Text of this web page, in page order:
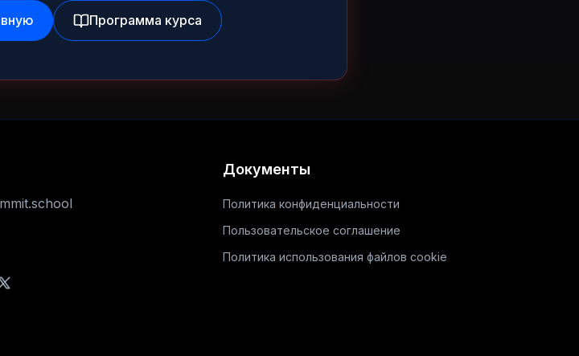
Программа курса
Документы
Политика конфиденциальности
Пользовательское соглашение
Политика использования файлов cookie